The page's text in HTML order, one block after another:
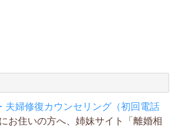
夫婦修復カウンセリング（初回電話
お住いの方へ、姉妹サイト「離婚相